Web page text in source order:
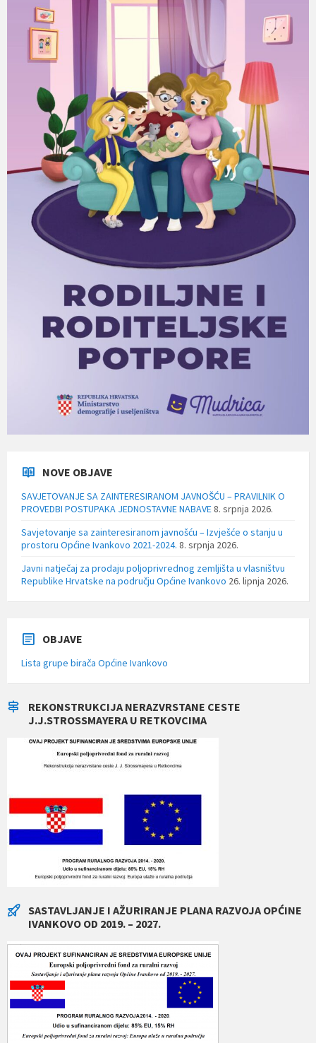
NOVE OBJAVE
SAVJETOVANJE SA ZAINTERESIRANOM JAVNOŠĆU – PRAVILNIK O
PROVEDBI POSTUPAKA JEDNOSTAVNE NABAVE8. srpnja 2026.
Savjetovanje sa zainteresiranom javnošću – Izvješće o stanju u
prostoru Općine Ivankovo 2021-2024. 8. srpnja 2026.
Javni natječaj za prodaju poljoprivrednog zemljišta u vlasništvu
Republike Hrvatske na području Općine Ivankovo 26. lipnja 2026.
OBJAVE
Lista grupe birača Općine Ivankovo
REKONSTRUKCIJA NERAZVRSTANE CESTE
J.J.STROSSMAYERA U RETKOVCIMA
SASTAVLJANJE I AŽURIRANJE PLANA RAZVOJA OPĆINE
IVANKOVO OD 2019. – 2027.